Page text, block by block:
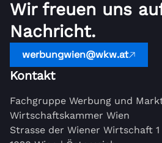
Wir freuen uns
Nachricht.
werbungwien@wkw.at
Kontakt
Fachgruppe Werbung und
Wirtschaftskammer Wien
Strasse der Wiener Wirtschaft 1